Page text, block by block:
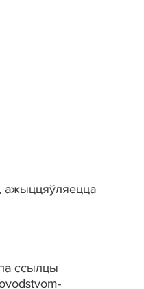
ажыццяўляецца
ссылцы